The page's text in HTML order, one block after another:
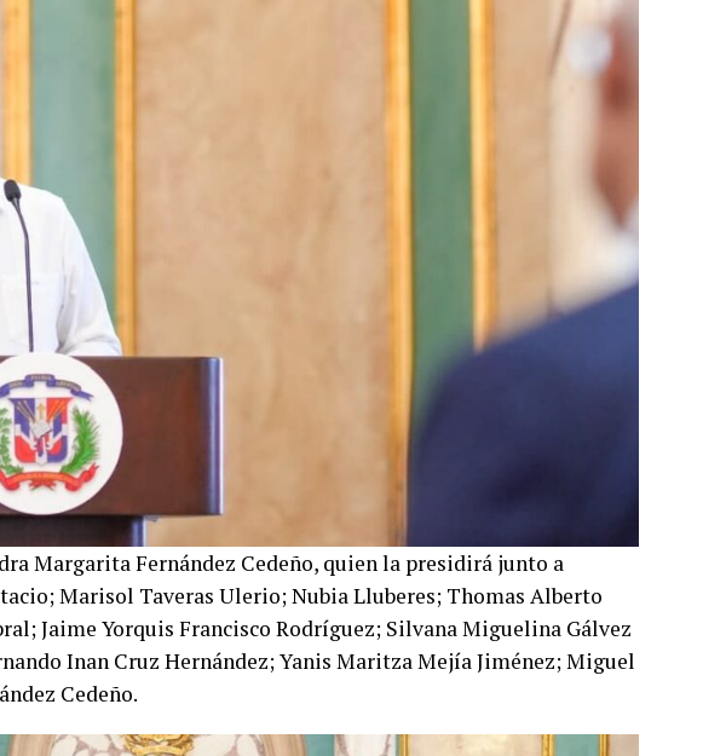
Margarita Fernández Cedeño, quien la presidirá junto a
Marisol Taveras Ulerio; Nubia Lluberes; Thomas Alberto
Jaime Yorquis Francisco Rodríguez; Silvana Miguelina Gálvez
Inan Cruz Hernández; Yanis Maritza Mejía Jiménez; Miguel
Cedeño.